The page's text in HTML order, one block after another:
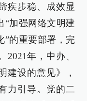
疾步稳、成效显
“加强网络文明建
”的重要部署，完
年，中办、
建设的意见》，
力引导。党的二